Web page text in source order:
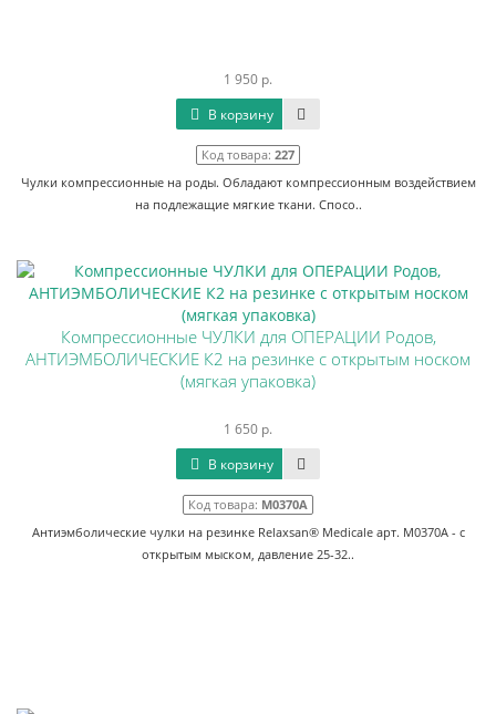
1 950 р.
В корзину
Код товара: 227
Чулки компрессионные на роды. Обладают компрессионным воздействием
на подлежащие мягкие ткани. Спосо..
Компрессионные ЧУЛКИ для ОПЕРАЦИИ Родов,
АНТИЭМБОЛИЧЕСКИЕ К2 на резинке с открытым носком
(мягкая упаковка)
1 650 р.
В корзину
Код товара: М0370А
Антиэмболические чулки на резинке Relaxsan® Medicale арт. M0370А - с
открытым мыском, давление 25-32..